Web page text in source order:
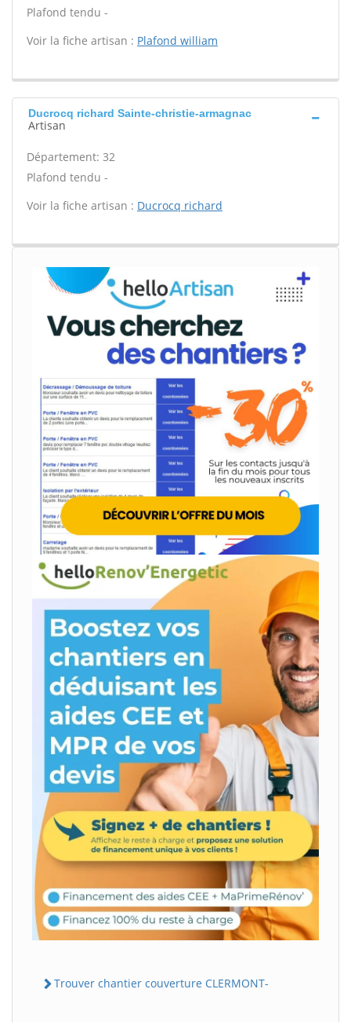
Plafond tendu -
Voir la fiche artisan : Plafond william
Ducrocq richard Sainte-christie-armagnac
Artisan
Département: 32
Plafond tendu -
Voir la fiche artisan : Ducrocq richard
Trouver chantier couverture CLERMONT-